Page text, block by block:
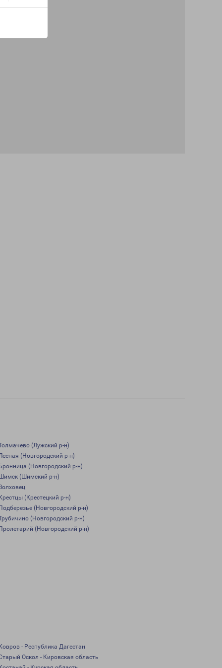
(Лужский р-н)
(Новгородский р-н)
(Новгородский р-н)
(Шимский р-н)
(Крестецкий р-н)
(Новгородский р-н)
(Новгородский р-н)
(Новгородский р-н)
- Республика Дагестан
Оскол - Кировская область